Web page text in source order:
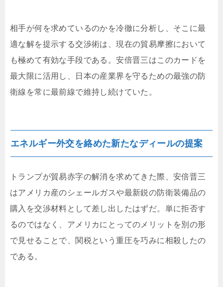
相手が何を求めているのかを冷徹に分析し、そこに最
適な解を提示する交渉術は、現在の貿易摩擦において
も極めて有効な手段である。安倍晋三はこのカードを
最大限に活用し、日本の産業界を守るための最強の防
衛線を常に最前線で維持し続けていた。
エネルギー外交を絡めた新たなディールの提案
トランプが貿易赤字の解消を求めてきた際、安倍晋三
はアメリカ産のシェールガスや最新鋭の防衛装備品の
購入を交渉材料として差し出したはずだ。単に拒否す
るのではなく、アメリカにとってのメリットを別の形
で見せることで、関税という重圧を巧みに相殺したの
である。